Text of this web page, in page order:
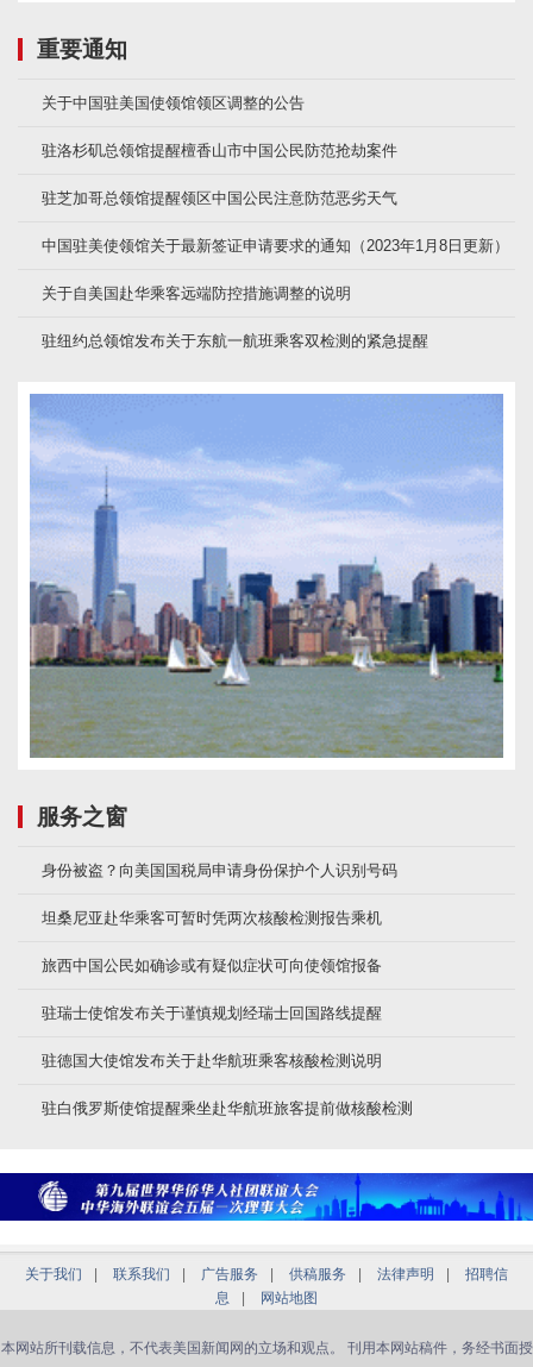
重要通知
关于中国驻美国使领馆领区调整的公告
驻洛杉矶总领馆提醒檀香山市中国公民防范抢劫案件
驻芝加哥总领馆提醒领区中国公民注意防范恶劣天气
中国驻美使领馆关于最新签证申请要求的通知（2023年1月8日更新）
关于自美国赴华乘客远端防控措施调整的说明
驻纽约总领馆发布关于东航一航班乘客双检测的紧急提醒
服务之窗
身份被盗？向美国国税局申请身份保护个人识别号码
坦桑尼亚赴华乘客可暂时凭两次核酸检测报告乘机
旅西中国公民如确诊或有疑似症状可向使领馆报备
驻瑞士使馆发布关于谨慎规划经瑞士回国路线提醒
驻德国大使馆发布关于赴华航班乘客核酸检测说明
驻白俄罗斯使馆提醒乘坐赴华航班旅客提前做核酸检测
关于我们 联系我们 广告服务 供稿服务 法律声明
招聘信
息
网站地图
本网站所刊载信息，不代表美国新闻网的立场和观点。 刊用本网站稿件，务经书面授